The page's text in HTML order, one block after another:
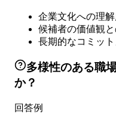
企業文化への理
候補者の価値観
長期的なコミッ
多様性のある職
か？
回答例